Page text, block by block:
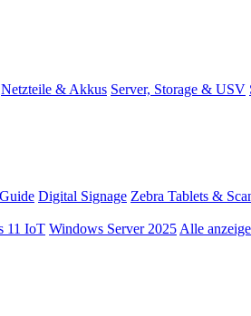
Netzteile & Akkus Server, Storage & USV
Digital Signage Zebra Tablets &
11 IoT Windows Server 2025 Alle